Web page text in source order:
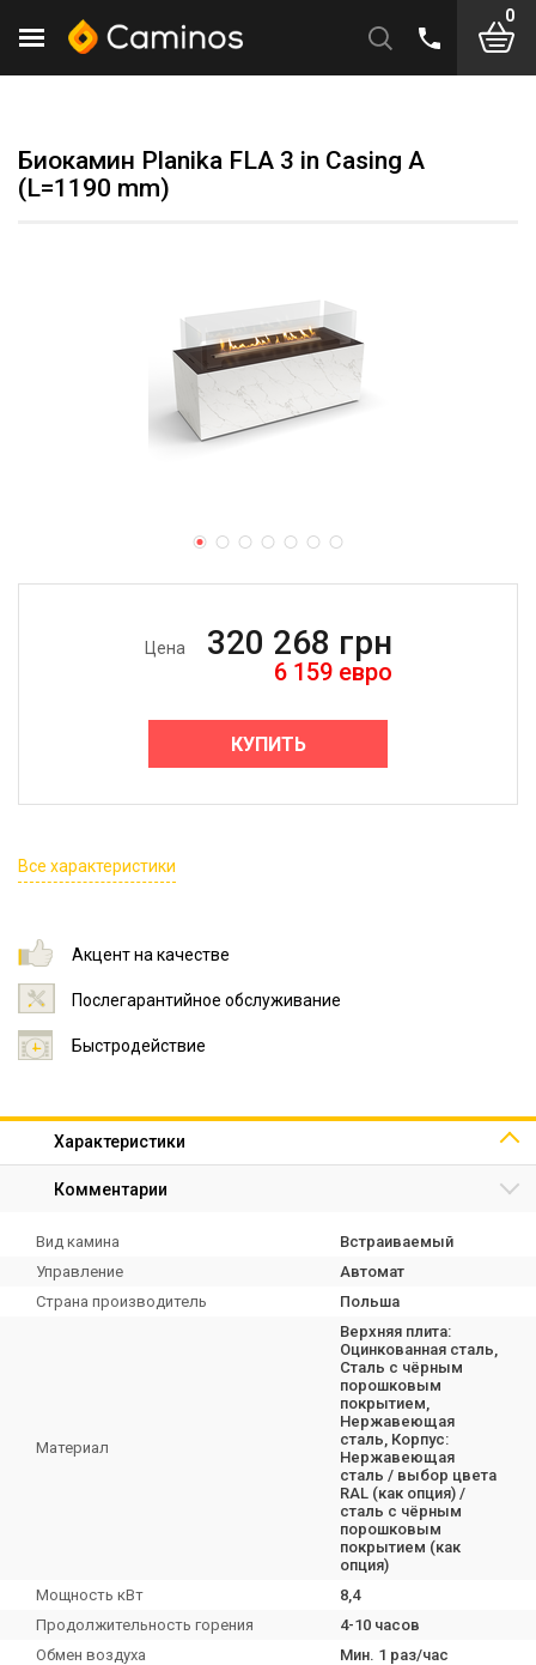
0
Биокамин Planika FLA 3 in Casing A
(L=1190 mm)
Цена 320 268 грн
6 159 евро
КУПИТЬ
Все характеристики
Акцент на качестве
Послегарантийное обслуживание
Быстродействие
Характеристики
Комментарии
Вид камина
Встраиваемый
Управление
Автомат
Страна производитель
Польша
Материал
Верхняя плита:
Оцинкованная сталь,
Сталь с чёрным
порошковым
покрытием,
Нержавеющая
сталь, Корпус:
Нержавеющая
сталь / выбор цвета
RAL (как опция) /
сталь с чёрным
порошковым
покрытием (как
опция)
Мощность кВт
8,4
Продолжительность горения
4-10 часов
Обмен воздуха
Мин. 1 раз/час